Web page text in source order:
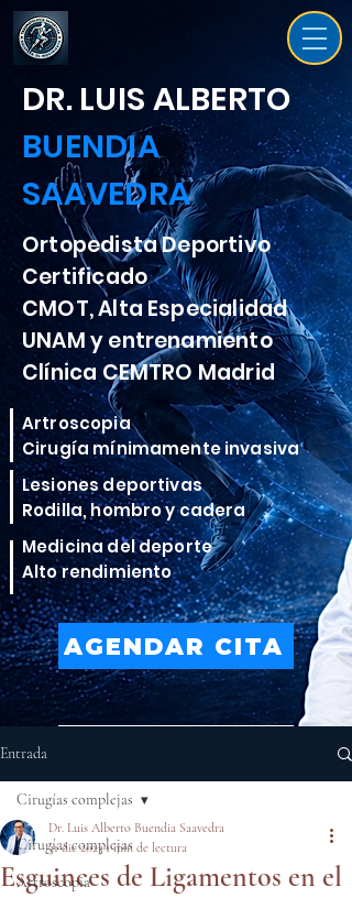
DR. LUIS ALBERTO
BUENDIA
SAAVEDRA
Ortopedista Deportivo
Certificado
CMOT, Alta Especialidad
UNAM y entrenamiento
Clínica CEMTRO Madrid
Artroscopia
Cirugía mínimamente invasiva
Lesiones deportivas
Rodilla, hombro y cadera
Medicina del deporte
Alto rendimiento
AGENDAR CITA
Entrada
Cirugías complejas
Artroscopia
Cirugías complejas
Esguinces de Ligamentos en el
Dr. Luis Alberto Buendia Saavedra
31 dic 2023 1 min de lectura